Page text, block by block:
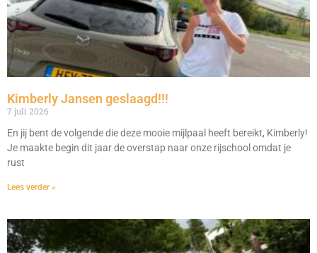
Kimberly Jansen geslaagd!!!
7 juli 2026
En jij bent de volgende die deze mooie mijlpaal heeft bereikt, Kimberly!
Je maakte begin dit jaar de overstap naar onze rijschool omdat je
rust
Lees verder »